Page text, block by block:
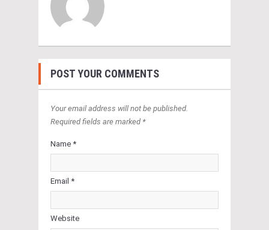
POST YOUR COMMENTS
Your email address will not be published.
Required fields are marked *
Name *
Email *
Website